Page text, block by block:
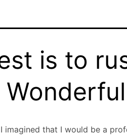
is to
imagined that I would be a